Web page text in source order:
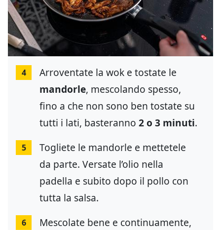
4
Arroventate la wok e tostate le
mandorle, mescolando spesso,
fino a che non sono ben tostate su
tutti i lati, basteranno 2 o 3 minuti.
5
Togliete le mandorle e mettetele
da parte. Versate l’olio nella
padella e subito dopo il pollo con
tutta la salsa.
6
Mescolate bene e continuamente,